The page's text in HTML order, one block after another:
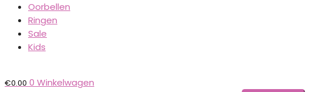
Oorbellen
Ringen
Sale
Kids
€0.00 0 Winkelwagen